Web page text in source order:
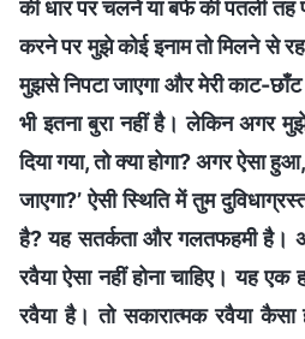
की धार पर चलने या बर्फ की पतली
करने पर मुझे कोई इनाम तो मिलने से
मुझसे निपटा जाएगा और मेरी काट-छाँट
भी इतना बुरा नहीं है। लेकिन अगर मुझे
दिया गया, तो क्या होगा? अगर ऐसा
जाएगा?’ ऐसी स्थिति में तुम
है? यह सतर्कता और गलतफहमी है।
रवैया ऐसा नहीं होना चाहिए। यह
रवैया है। तो सकारात्मक रवैया कैसा